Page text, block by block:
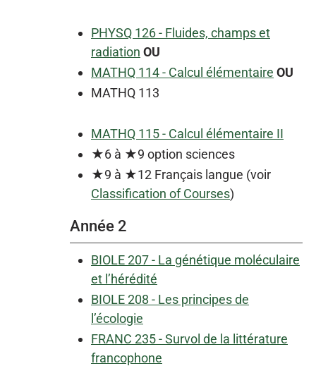
PHYSQ 126 - Fluides, champs et
radiation OU
MATHQ 114 - Calcul élémentaire OU
MATHQ 113
MATHQ 115 - Calcul élémentaire II
★6 à ★9 option sciences
★9 à ★12 Français langue (voir
Classification of Courses)
Année 2
BIOLE 207 - La génétique moléculaire
et l’hérédité
BIOLE 208 - Les principes de
l’écologie
FRANC 235 - Survol de la littérature
francophone